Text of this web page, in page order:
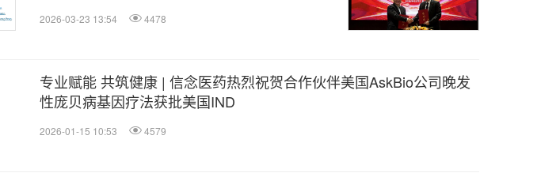
2026-03-23 13:54 4478
专业赋能 共筑健康 | 信念医药热烈祝贺合作伙伴美国AskBio公司晚发
性庞贝病基因疗法获批美国IND
2026-01-15 10:53 4579